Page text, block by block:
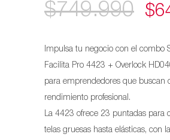
$749.990
EL
$
Impulsa tu negocio con el combo
Facilita Pro 4423 + Overlock
para emprendedores que buscan
rendimiento profesional.
La 4423 ofrece 23 puntadas para
telas gruesas hasta elásticas, con